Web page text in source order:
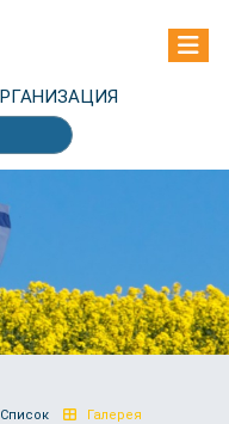
Список Галерея